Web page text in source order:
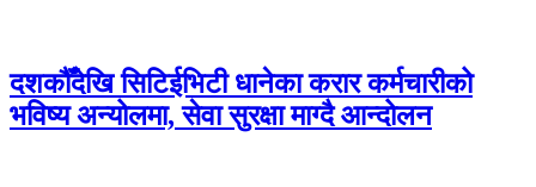
दशकौँदेखि सिटिईभिटी धानेका करार कर्मचारीको
भविष्य अन्योलमा, सेवा सुरक्षा माग्दै आन्दोलन